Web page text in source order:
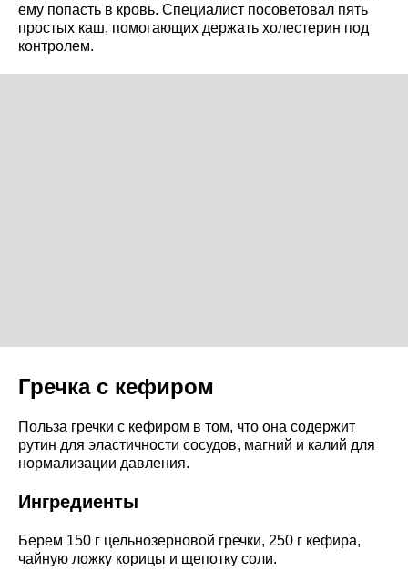
ему попасть в кровь. Специалист посоветовал пять
простых каш, помогающих держать холестерин под
контролем.
Гречка с кефиром
Польза гречки с кефиром в том, что она содержит
рутин для эластичности сосудов, магний и калий для
нормализации давления.
Ингредиенты
Берем 150 г цельнозерновой гречки, 250 г кефира,
чайную ложку корицы и щепотку соли.